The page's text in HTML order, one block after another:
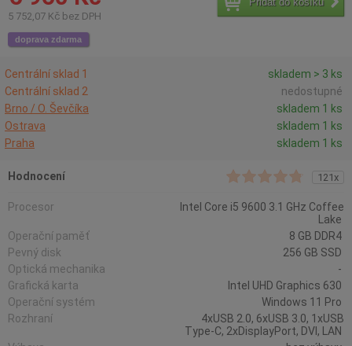
5 752,07 Kč bez DPH
doprava zdarma
Centrální sklad 1
skladem > 3 ks
Centrální sklad 2
nedostupné
Brno / O. Ševčíka
skladem 1 ks
Ostrava
skladem 1 ks
Praha
skladem 1 ks
Hodnocení 121x
Procesor
Intel Core i5 9600 3.1 GHz Coffee
Lake
Operační paměť
8 GB DDR4
Pevný disk
256 GB SSD
Optická mechanika
-
Grafická karta
Intel UHD Graphics 630
Operační systém
Windows 11 Pro
Rozhraní
4xUSB 2.0, 6xUSB 3.0, 1xUSB
Type-C, 2xDisplayPort, DVI, LAN